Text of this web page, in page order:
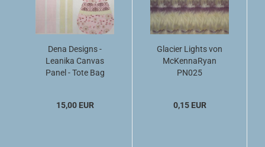
Dena Designs -
Leanika Canvas
Panel - Tote Bag
15,00 EUR
Glacier Lights von
McKennaRyan
PN025
0,15 EUR